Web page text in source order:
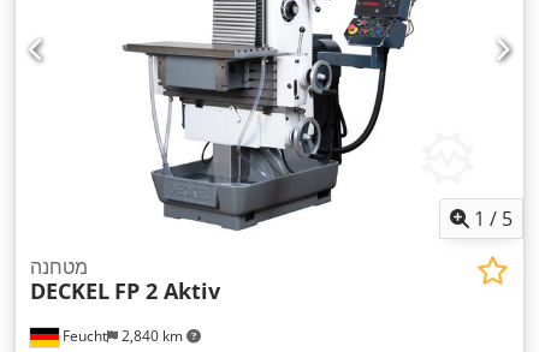
1 / 5
Feucht 2,840 km
מטחנה
DECKEL FP 2 Aktiv